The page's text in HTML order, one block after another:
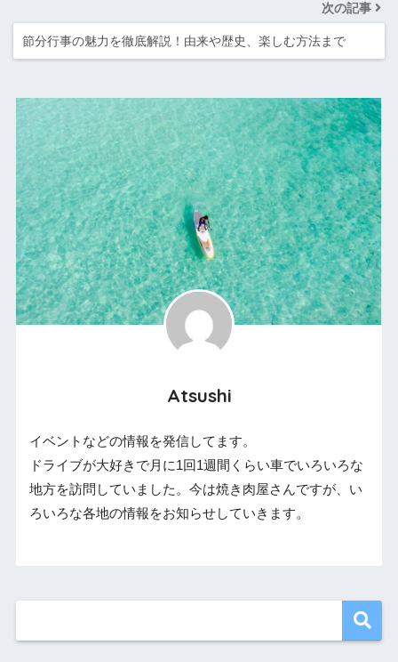
次の記事
節分行事の魅力を徹底解説！由来や歴史、楽しむ方法まで
Atsushi
イベントなどの情報を発信してます。
ドライブが大好きで月に1回1週間くらい車でいろいろな
地方を訪問していました。今は焼き肉屋さんですが、い
ろいろな各地の情報をお知らせしていきます。